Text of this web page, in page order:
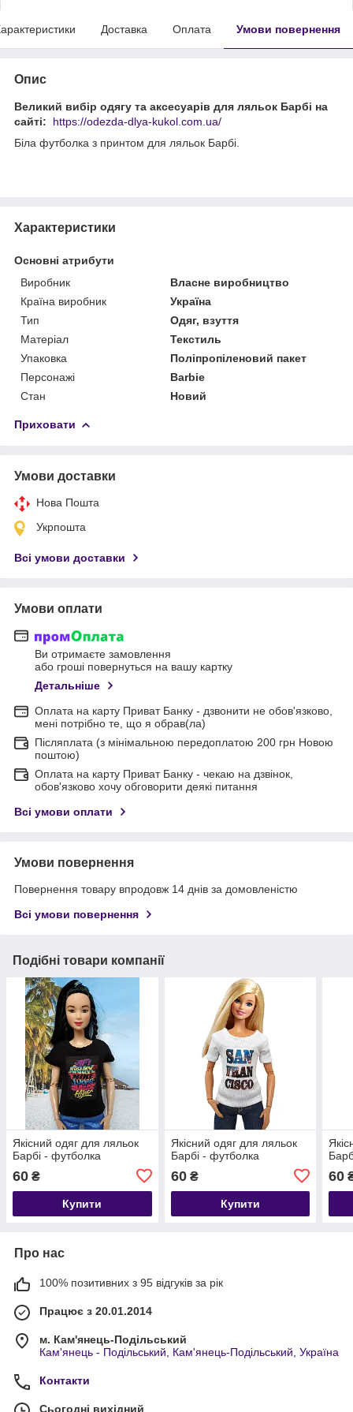
Доставка Оплата Умови повернення
Опис
Великий вибір одягу та аксесуарів для ляльок Барбі на
сайті: https://odezda-dlya-kukol.com.ua/
Біла футболка з принтом для ляльок Барбі.
Характеристики
Основні атрибути
Виробник
Власне виробництво
Країна виробник
Україна
Тип
Одяг, взуття
Матеріал
Текстиль
Упаковка
Поліпропіленовий пакет
Персонажі
Barbie
Стан
Новий
Приховати
Умови доставки
Нова Пошта
Укрпошта
Всі умови доставки
Умови оплати
Ви отримаєте замовлення
або гроші повернуться на вашу картку
Детальніше
Оплата на карту Приват Банку - дзвонити не обов'язково,
мені потрібно те, що я обрав(ла)
Післяплата (з мінімальною передоплатою 200 грн Новою
поштою)
Оплата на карту Приват Банку - чекаю на дзвінок,
обов'язково хочу обговорити деякі питання
Всі умови оплати
Умови повернення
Повернення товару впродовж 14 днів за домовленістю
Всі умови повернення
Подібні товари компанії
Якісний одяг для ляльок
Барбі - футболка
60 ₴
Купити
Якісний одяг для ляльок
Барбі - футболка
60₴
Купити
60
Про нас
100% позитивних з 95 відгуків за рік
Працює з 20.01.2014
м. Кам'янець-Подільський
Кам'янець - Подільський, Кам'янець-Подільський, Україна
Контакти
Сьогодні вихідний